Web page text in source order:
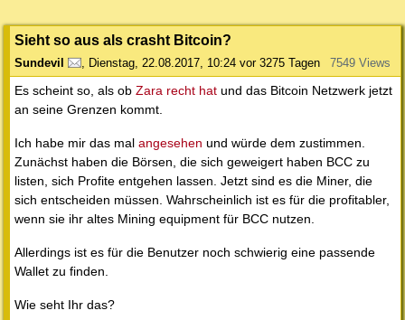
Sieht so aus als crasht Bitcoin?
Sundevil , Dienstag, 22.08.2017, 10:24 vor 3275 Tagen 7549 Views
Es scheint so, als ob Zara recht hat und das Bitcoin Netzwerk jetzt
an seine Grenzen kommt.
Ich habe mir das mal angesehen und würde dem zustimmen.
Zunächst haben die Börsen, die sich geweigert haben BCC zu
listen, sich Profite entgehen lassen. Jetzt sind es die Miner, die
sich entscheiden müssen. Wahrscheinlich ist es für die profitabler,
wenn sie ihr altes Mining equipment für BCC nutzen.
Allerdings ist es für die Benutzer noch schwierig eine passende
Wallet zu finden.
Wie seht Ihr das?